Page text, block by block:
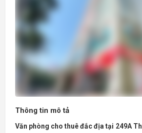
Thông tin mô tả
Văn phòng cho thuê đắc địa tại 249A